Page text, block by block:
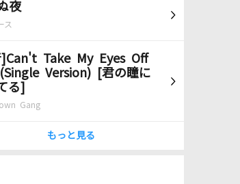
夜
ス
]Can't Take My Eyes Off
Version) [君の瞳に
る]
Gang
もっと見る